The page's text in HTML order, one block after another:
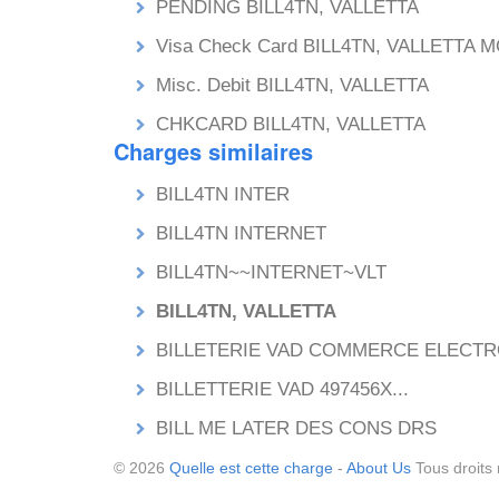
PENDING BILL4TN, VALLETTA
Visa Check Card BILL4TN, VALLETTA
Misc. Debit BILL4TN, VALLETTA
CHKCARD BILL4TN, VALLETTA
Charges similaires
BILL4TN INTER
BILL4TN INTERNET
BILL4TN~~INTERNET~VLT
BILL4TN, VALLETTA
BILLETERIE VAD COMMERCE
BILLETTERIE VAD 497456X...
BILL ME LATER DES CONS DRS
© 2026 Quelle est cette charge - About Us Tous droits